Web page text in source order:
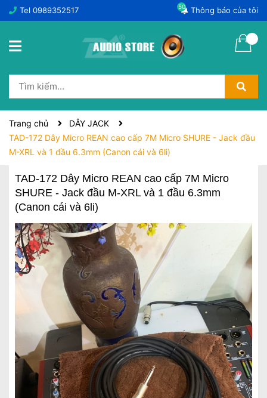
Tel 0989352517 Thông báo của tôi
50
Trang chủ
DÂY JACK
TAD-172 Dây Micro REAN cao cấp 7M Micro SHURE - Jack đầu
M-XRL và 1 đầu 6.3mm (Canon cái và 6li)
TAD-172 Dây Micro REAN cao cấp 7M Micro
SHURE - Jack đầu M-XRL và 1 đầu 6.3mm
(Canon cái và 6li)